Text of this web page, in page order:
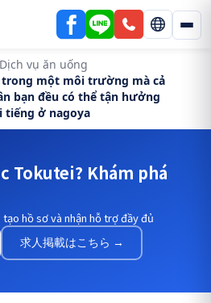
Dịch vụ ăn uống
trong một môi trường mà cả
bạn đều có thể tận hưởng
tiếng ở nagoya
Tokutei? Khám phá
hồ sơ và nhận hỗ trợ đầy đủ
求人掲載はこちら →